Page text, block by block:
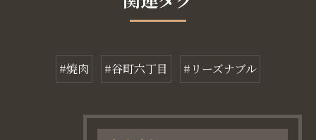
#焼肉 #谷町六丁目 #リーズナブル